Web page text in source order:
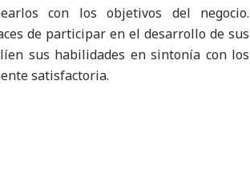
con los objetivos del negocio.
de participar en el desarrollo de sus
sus habilidades en sintonía con los
satisfactoria.